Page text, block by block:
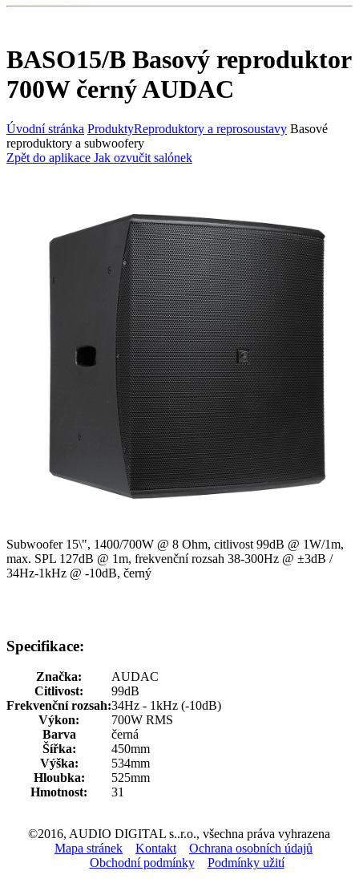
BASO15/B Basový reproduktor
700W černý AUDAC
Úvodní stránka ProduktyReproduktory a reprosoustavy Basové
reproduktory a subwoofery
Zpět do aplikace Jak ozvučit salónek
Subwoofer 15\", 1400/700W @ 8 Ohm, citlivost 99dB @ 1W/1m,
max. SPL 127dB @ 1m, frekvenční rozsah 38-300Hz @ ±3dB /
34Hz-1kHz @ -10dB, černý
Specifikace:
Značka:
AUDAC
Citlivost:
99dB
Frekvenční rozsah:34Hz - 1kHz (-10dB)
Výkon:
700W RMS
Barva
černá
Šířka:
450mm
Výška:
534mm
Hloubka:
525mm
Hmotnost:
31
©2016, AUDIO DIGITAL s..r.o., všechna práva vyhrazena
Mapa stránek
Kontakt
Ochrana osobních údajů
Obchodní podmínky
Podmínky užití